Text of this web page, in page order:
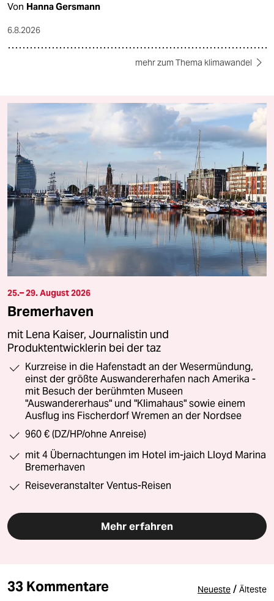
Von Hanna Gersmann
6.8.2026
mehr zum Thema klimawandel
25.– 29. August 2026
Bremerhaven
mit Lena Kaiser, Journalistin und
Produktentwicklerin bei der taz
Kurzreise in die Hafenstadt an der Wesermündung,
einst der größte Auswandererhafen nach Amerika -
mit Besuch der berühmten Museen
"Auswandererhaus" und "Klimahaus" sowie einem
Ausflug ins Fischerdorf Wremen an der Nordsee
960 € (DZ/HP/ohne Anreise)
mit 4 Übernachtungen im Hotel im-jaich Lloyd Marina
Bremerhaven
Reiseveranstalter Ventus-Reisen
Mehr erfahren
33 Kommentare Neueste / Älteste